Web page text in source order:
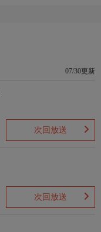
07/30更新
次回放送
次回放送